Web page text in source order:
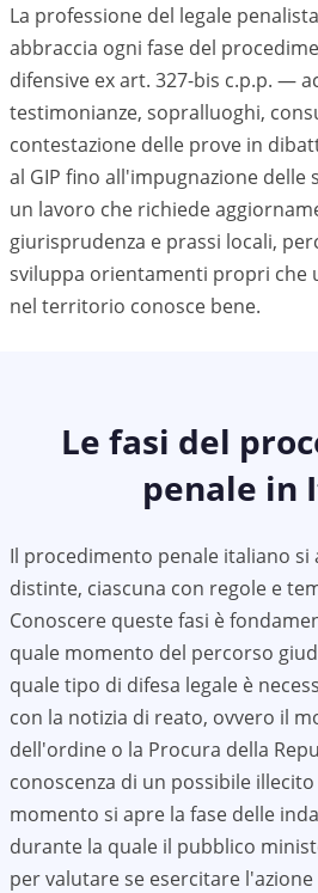
La professione del legale
abbraccia ogni fase del
difensive ex art. 327-bis c.p.p. —
testimonianze, sopralluoghi,
contestazione delle prove in
al GIP fino all'impugnazione delle
un lavoro che richiede
giurisprudenza e prassi locali,
sviluppa orientamenti propri che
nel territorio conosce bene.
Le fasi del
penale in
Il procedimento penale italiano si
distinte, ciascuna con regole e
Conoscere queste fasi è
quale momento del percorso
quale tipo di difesa legale è
con la notizia di reato, ovvero il
dell'ordine o la Procura della
conoscenza di un possibile
momento si apre la fase delle
durante la quale il pubblico
per valutare se esercitare l'azione